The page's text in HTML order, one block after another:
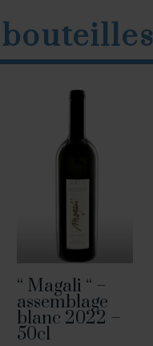
“ Magali “ –
assemblage
blanc 2022 –
50cl